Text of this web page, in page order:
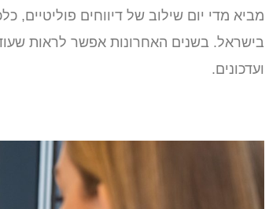
מביא מדי יום שילוב של דיווחים פוליטיים,
בישראל. בשנים האחרונות אפשר לראות
ועדכונים.